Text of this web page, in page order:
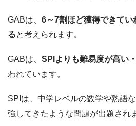
GABは、 6～7割ほど獲得できて
ると考えられます。
GABは、 SPIよりも難易度が高い
われています。
SPIは、中学レベルの数学や熟語
強してきたような問題が出題され